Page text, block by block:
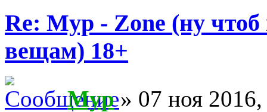
Re: Myp - Zone (ну
вещам) 18+
Myp» 07 ноя